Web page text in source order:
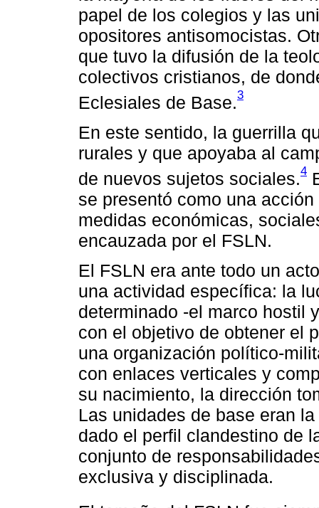
papel de los colegios y las
opositores antisomocistas.
que tuvo la difusión de la
colectivos cristianos, de
Eclesiales de Base.3
En este sentido, la guerrilla
rurales y que apoyaba al
de nuevos sujetos sociales.4
se presentó como una
medidas económicas,
encauzada por el FSLN.
El FSLN era ante todo un
una actividad específica: la
determinado -el marco hostil
con el objetivo de obtener el
una organización político-
con enlaces verticales y
su nacimiento, la dirección
Las unidades de base eran
dado el perfil clandestino de
conjunto de
exclusiva y disciplinada.